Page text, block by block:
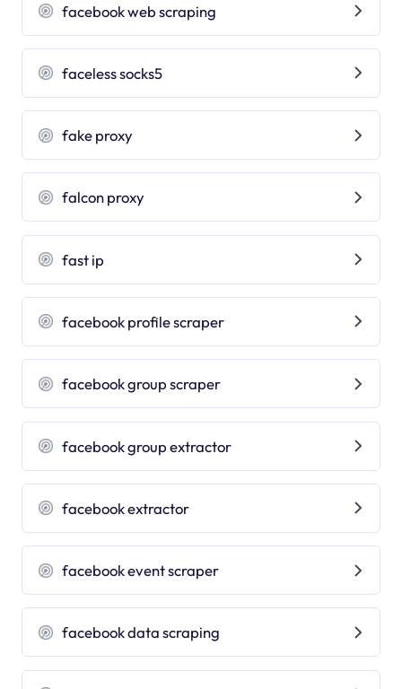
facebook web scraping
faceless socks5
fake proxy
falcon proxy
fast ip
facebook profile scraper
facebook group scraper
facebook group extractor
facebook extractor
facebook event scraper
facebook data scraping